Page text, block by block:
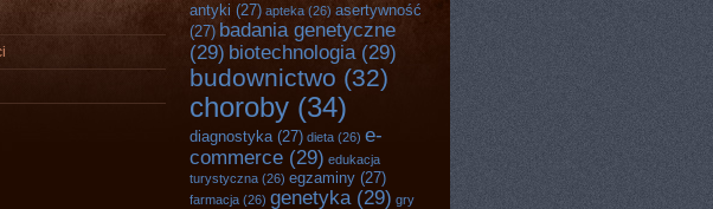
antyki (27) apteka (26) asertywność
(27) badania genetyczne
(29) biotechnologia (29)
budownictwo (32)
choroby (34)
diagnostyka(27) dieta (26) e-
commerce (29) edukacja
turystyczna (26) egzaminy (27)
farmacja (26) genetyka (29) gry